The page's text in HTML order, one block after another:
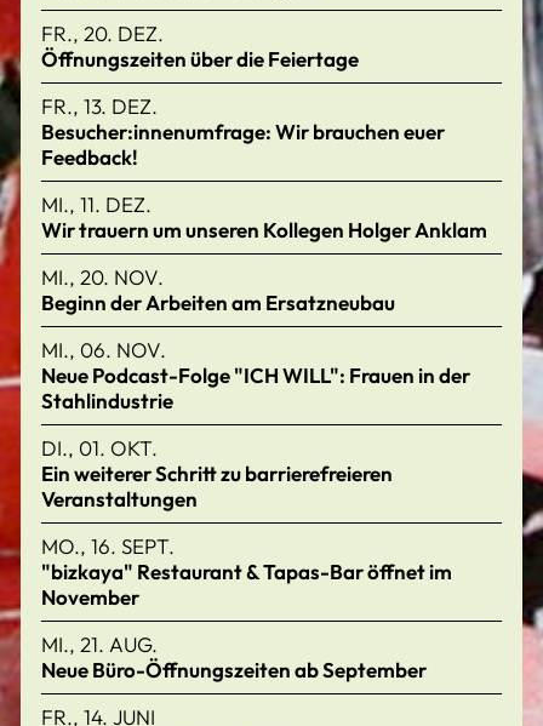
FR., 20. DEZ.
Öffnungszeiten über die Feiertage
FR., 13. DEZ.
Besucher:innenumfrage: Wir brauchen euer
Feedback!
MI., 11. DEZ.
Wir trauern um unseren Kollegen Holger Anklam
MI., 20. NOV.
Beginn der Arbeiten am Ersatzneubau
MI., 06. NOV.
Neue Podcast-Folge "ICH WILL": Frauen in der
Stahlindustrie
DI., 01. OKT.
Ein weiterer Schritt zu barrierefreieren
Veranstaltungen
MO., 16. SEPT.
"bizkaya" Restaurant & Tapas-Bar öffnet im
November
MI., 21. AUG.
Neue Büro-Öffnungszeiten ab September
FR., 14. JUNI